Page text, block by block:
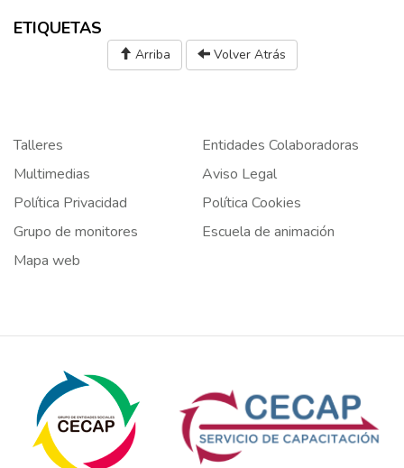
ETIQUETAS
Arriba Volver Atrás
Talleres
Entidades Colaboradoras
Multimedias
Aviso Legal
Política Privacidad
Política Cookies
Grupo de monitores
Escuela de animación
Mapa web